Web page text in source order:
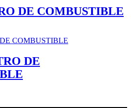
DE COMBUSTIBLE
DE